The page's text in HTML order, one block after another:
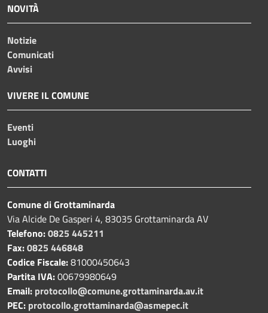
NOVITÀ
Notizie
Comunicati
Avvisi
VIVERE IL COMUNE
Eventi
Luoghi
CONTATTI
Comune di Grottaminarda
Via Alcide De Gasperi 4, 83035 Grottaminarda AV
Telefono:0825 445211
Fax:0825 446848
Codice Fiscale:81000450643
Partita IVA:00679980649
Email: protocollo@comune.grottaminarda.av.it
PEC: protocollo.grottaminarda@asmepec.it